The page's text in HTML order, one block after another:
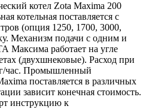
котел Zota Maxima 200
котельная поставляется с
(опция 1250, 1700, 3000,
Механизм подачи с одним и
Максима работает на угле
(двухшнековые). Расход при
час. Промышленный
поставляется в различных
зависит конечная стоимость.
инструкцию к